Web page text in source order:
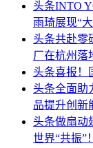
头条INTO
雨琦展现“
头条共赴零
厂在杭州落
头条喜报！
头条全面助
品提升创新
头条做扇动
世界“共振”！